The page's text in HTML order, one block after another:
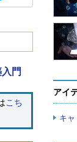
門
こち
アイ
キ